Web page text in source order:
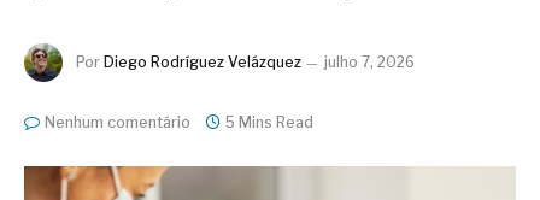
Por Diego Rodríguez Velázquez julho 7, 2026
Nenhum comentário 5 Mins Read